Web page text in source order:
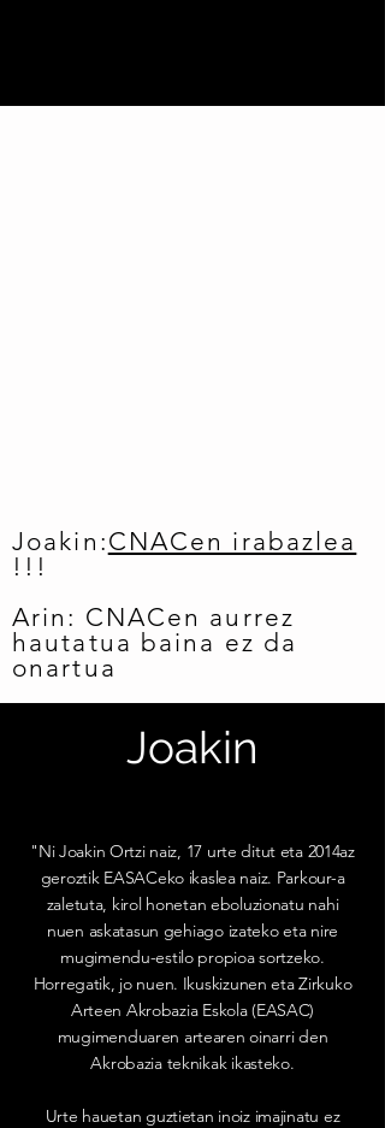
Joakin:CNACen irabazlea
!!!
Arin: CNACen aurrez
hautatua baina ez da
onartua
Joakin
"Ni Joakin Ortzi naiz, 17 urte ditut eta 2014az
geroztik EASACeko ikaslea naiz. Parkour-a
zaletuta, kirol honetan eboluzionatu nahi
nuen askatasun gehiago izateko eta nire
mugimendu-estilo propioa sortzeko.
Horregatik, jo nuen. Ikuskizunen eta Zirkuko
Arteen Akrobazia Eskola (EASAC)
mugimenduaren artearen oinarri den
Akrobazia teknikak ikasteko.
Urte hauetan guztietan inoiz imajinatu ez